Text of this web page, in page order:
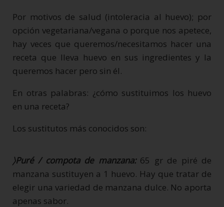
Por motivos de salud (intoleracia al huevo); por
opción vegetariana/vegana o porque nos apetece,
hay veces que queremos/necesitamos hacer una
receta que lleva huevo en sus ingredientes y la
queremos hacer pero sin él.
En otras palabras: ¿cómo sustituimos los huevo
en una receta?
Los sustitutos más conocidos son:
〉Puré / compota de manzana: 65 gr de piré de
manzana sustituyen a 1 huevo. Hay que tratar de
elegir una variedad de manzana dulce. No aporta
apenas sabor.